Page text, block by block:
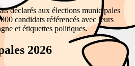
déclarés aux élections municipales
candidats référencés avec leurs
et étiquettes politiques.
2026